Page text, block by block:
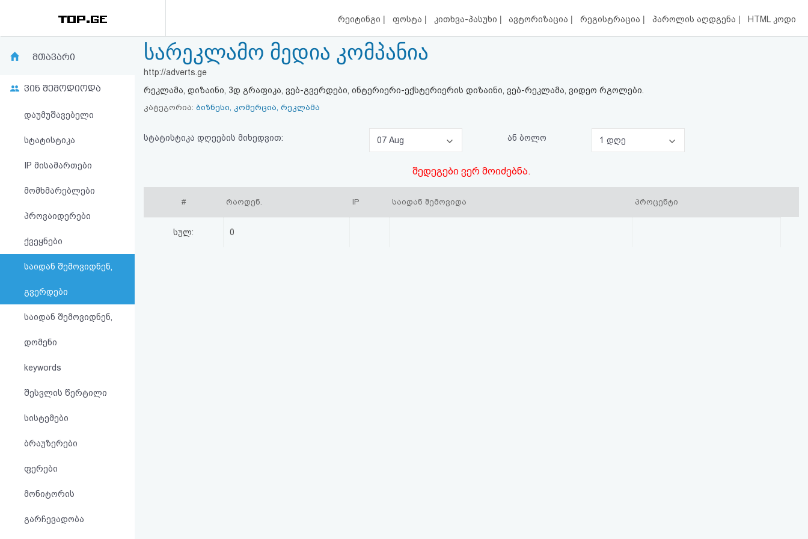
რეიტინგი | ფოსტა | კითხვა-პასუხი | ავტორიზაცია | რეგისტრაცია | პაროლის აღდგენა | HTML კოდი
რეიტინგი
კითხვა-
პასუხი
ავტორიზაცია
რეგისტრაცია
პაროლის
სალიცენზიო
შეთანხმება
მთავარი
ვინ შემოდიოდა
დაუმუშავებელი
სტატისტიკა
IP მისამართები
მომხმარებლები
პროვაიდერები
ქვეყნები
საიდან შემოვიდნენ,
გვერდები
საიდან შემოვიდნენ,
დომენი
keywords
შესვლის წერტილი
სისტემები
ბრაუზერები
ფერები
მონიტორის
გარჩევადობა
სარეკლამო მედია კომპანია
http://adverts.ge
რეკლამა, დიზაინი, 3დ გრაფიკა, ვებ-გვერდები, ინტერიერი-ექსტერიერის დიზაინი, ვებ-რეკლამა, ვიდეო რგოლები.
კატეგორია: ბიზნესი, კომერცია, რეკლამა
სტატისტიკა დღეების მიხედვით: 07 Aug ან ბოლო 1 დღე
შედეგები ვერ მოიძებნა.
# რაოდენ. IP საიდან შემოვიდა პროცენტი
სულ: 0